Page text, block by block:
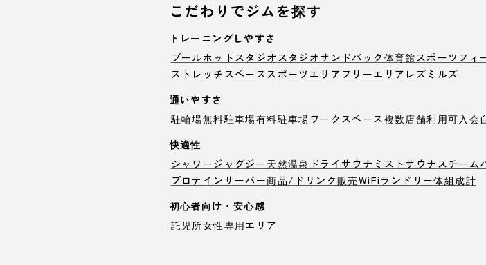
こだわりでジムを探す
トレーニングしやすさ
プールホットスタジオ スタジオサンドバック 体育館スポーツフィ
ストレッチスペーススポーツエリア フリーエリア レズミルズ
通いやすさ
駐輪場無料駐車場有料駐車場 ワークスペース複数店舗利用可入会
快適性
シャワージャグジー天然温泉 ドライサウナ ミストサウナ スチーム
プロテインサーバー商品/ドリンク販売WiFi ランドリー体組成計
初心者向け・安心感
託児所女性専用エリア